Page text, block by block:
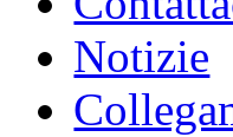
Notizie